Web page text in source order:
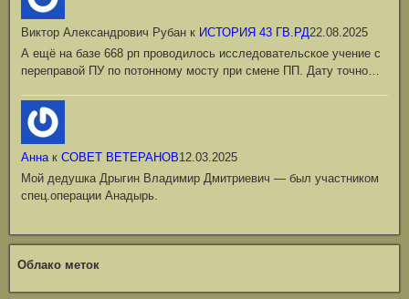
Виктор Александрович Рубан к ИСТОРИЯ 43 ГВ.РД22.08.2025
А ещё на базе 668 рп проводилось исследовательское учение с
переправой ПУ по потонному мосту при смене ПП. Дату точно…
Аннак СОВЕТ ВЕТЕРАНОВ12.03.2025
Мой дедушка Дрыгин Владимир Дмитриевич — был участником
спец.операции Анадырь.
Облако меток